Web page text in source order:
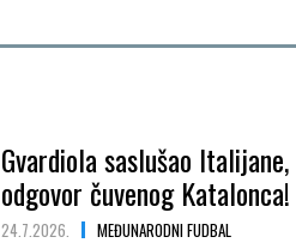
Gvardiola saslušao
odgovor čuvenog Katalonca!
24.7.2026. MEĐUNARODNI FUDBAL